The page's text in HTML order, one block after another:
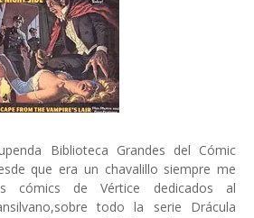
Biblioteca Grandes del Cómic
que era un chavalillo siempre me
cómics de Vértice dedicados al
todo la serie Drácula